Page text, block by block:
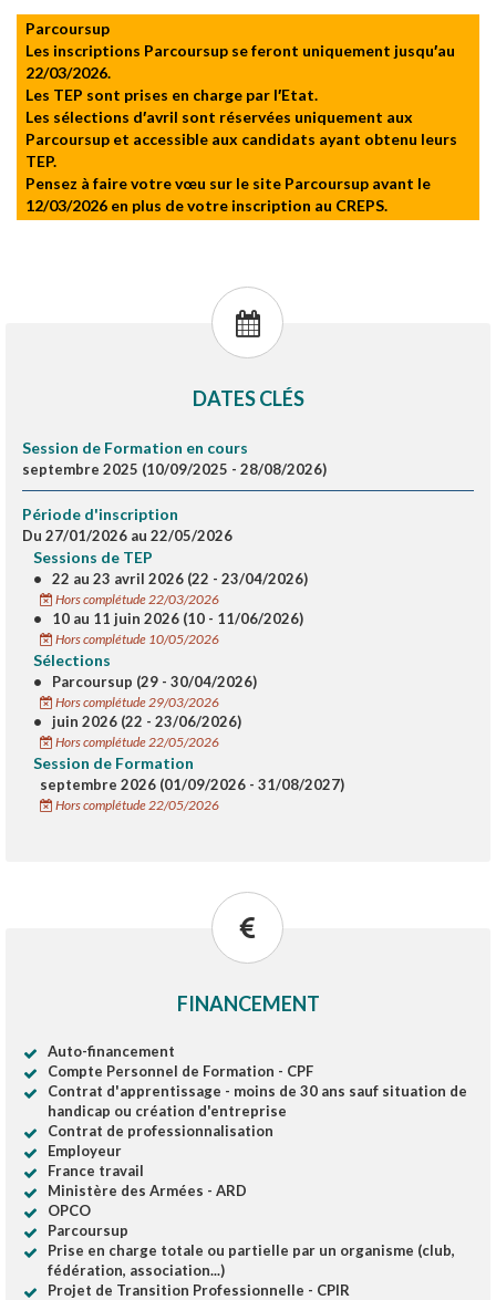
Parcoursup
Les inscriptions Parcoursup se feront uniquement jusqu′au
22/03/2026.
Les TEP sont prises en charge par l′Etat.
Les sélections d′avril sont réservées uniquement aux
Parcoursup et accessible aux candidats ayant obtenu leurs
TEP.
Pensez à faire votre vœu sur le site Parcoursup avant le
12/03/2026 en plus de votre inscription au CREPS.
DATES CLÉS
Session de Formation en cours
septembre 2025 (10/09/2025 - 28/08/2026)
Période d'inscription
Du 27/01/2026 au 22/05/2026
Sessions de TEP
• 22 au 23 avril 2026 (22 - 23/04/2026)
Hors complétude 22/03/2026
• 10 au 11 juin 2026 (10 - 11/06/2026)
Hors complétude 10/05/2026
Sélections
• Parcoursup (29 - 30/04/2026)
Hors complétude 29/03/2026
• juin 2026 (22 - 23/06/2026)
Hors complétude 22/05/2026
Session de Formation
septembre 2026 (01/09/2026 - 31/08/2027)
Hors complétude 22/05/2026
FINANCEMENT
Auto-financement
Compte Personnel de Formation - CPF
Contrat d'apprentissage - moins de 30 ans sauf situation de
handicap ou création d'entreprise
Contrat de professionnalisation
Employeur
France travail
Ministère des Armées - ARD
OPCO
Parcoursup
Prise en charge totale ou partielle par un organisme (club,
fédération, association...)
Projet de Transition Professionnelle - CPIR